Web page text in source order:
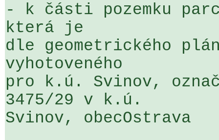
- k části pozemku
která je
dle geometrického
vyhotoveného
pro k.ú. Svinov,
3475/29 v k.ú.
Svinov, obecOstrava